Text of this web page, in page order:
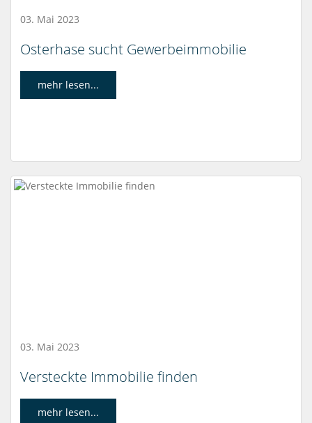
03. Mai 2023
Osterhase sucht Gewerbeimmobilie
mehr lesen...
03. Mai 2023
Versteckte Immobilie finden
mehr lesen...